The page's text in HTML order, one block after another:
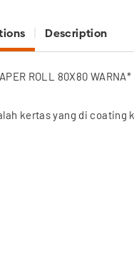
Description
ROLL 80X80 WARNA*
kertas yang di coating
mm